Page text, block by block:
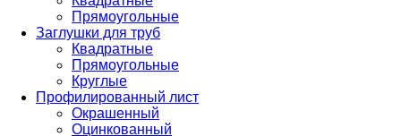
Прямоугольные
Заглушки для труб
Квадратные
Прямоугольные
Круглые
Профилированный лист
Окрашенный
Оцинкованный